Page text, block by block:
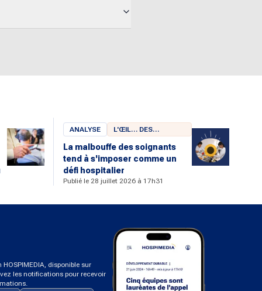
ANALYSE
L'ŒIL… DES
CHERCHEURS
La malbouffe des soignants
tend à s'imposer comme un
défi hospitalier
Publié le 28 juillet 2026 à 17h31
disponible sur
les notifications pour recevoir